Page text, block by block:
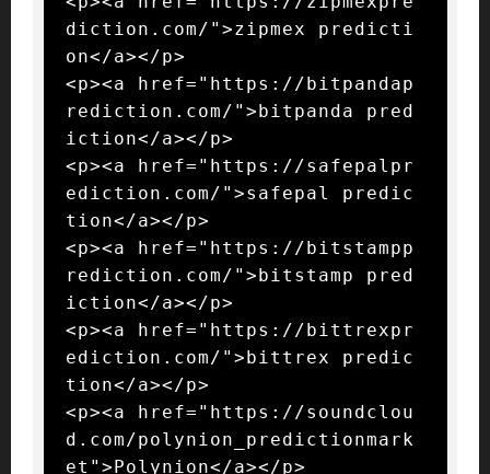
diction.com/">zipmex predicti
on</a></p>
<p><a href="https://bitpandap
rediction.com/">bitpanda pred
iction</a></p>
<p><a href="https://safepalpr
ediction.com/">safepal predic
tion</a></p>
<p><a href="https://bitstampp
rediction.com/">bitstamp pred
iction</a></p>
<p><a href="https://bittrexpr
ediction.com/">bittrex predic
tion</a></p>
<p><a href="https://soundclou
d.com/polynion_predictionmark
et">Polynion</a></p>